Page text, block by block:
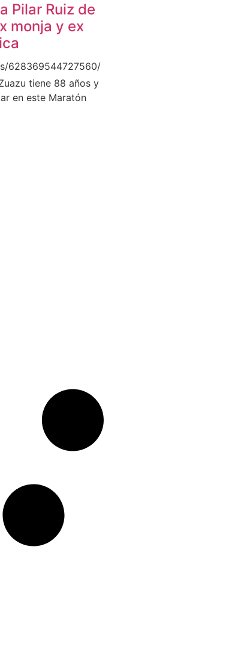
628369544727560/
Pilar Ruiz de
monja y ex
tiene 88 años y
en este Maratón